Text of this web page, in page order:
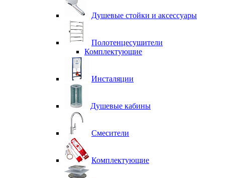
Душевые стойки и аксессуары
Полотенцесушители
Комплектующие
Инсталяции
Душевые кабины
Смесители
Комплектующие